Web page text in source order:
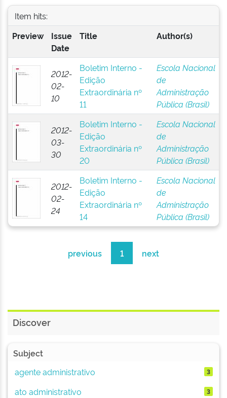
Item hits:
Preview
Issue
Date
Title Author(s)
2012-
02-
10
Boletim Interno -
Edição
Extraordinária nº
11
Escola Nacional
de
Administração
Pública (Brasil)
2012-
03-
30
Boletim Interno -
Edição
Extraordinária nº
20
Escola Nacional
de
Administração
Pública (Brasil)
2012-
02-
24
Boletim Interno -
Edição
Extraordinária nº
14
Escola Nacional
de
Administração
Pública (Brasil)
previous 1 next
Discover
Subject
agente administrativo
3
ato administrativo 3